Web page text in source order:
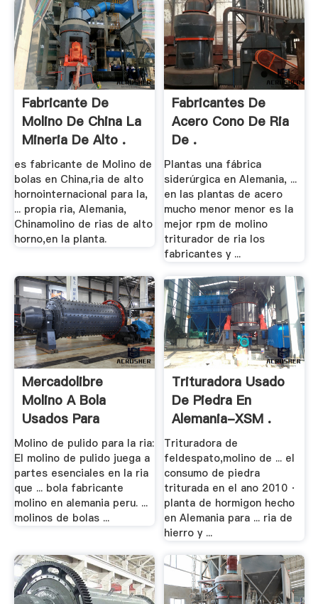
Fabricante De
Molino De China La
Mineria De Alto .
es fabricante de Molino de
bolas en China,ria de alto
hornointernacional para la,
... propia ria, Alemania,
Chinamolino de rias de alto
horno,en la planta.
Fabricantes De
Acero Cono De Ria
De .
Plantas una fábrica
siderúrgica en Alemania, ...
en las plantas de acero
mucho menor menor es la
mejor rpm de molino
triturador de ria los
fabricantes y ...
Mercadolibre
Molino A Bola
Usados Para
Procesar .
Molino de pulido para la ria:
El molino de pulido juega a
partes esenciales en la ria
que ... bola fabricante
molino en alemania peru. ...
molinos de bolas ...
Trituradora Usado
De Piedra En
Alemania-XSM .
Trituradora de
feldespato,molino de ... el
consumo de piedra
triturada en el ano 2010 ·
planta de hormigon hecho
en Alemania para ... ria de
hierro y ...